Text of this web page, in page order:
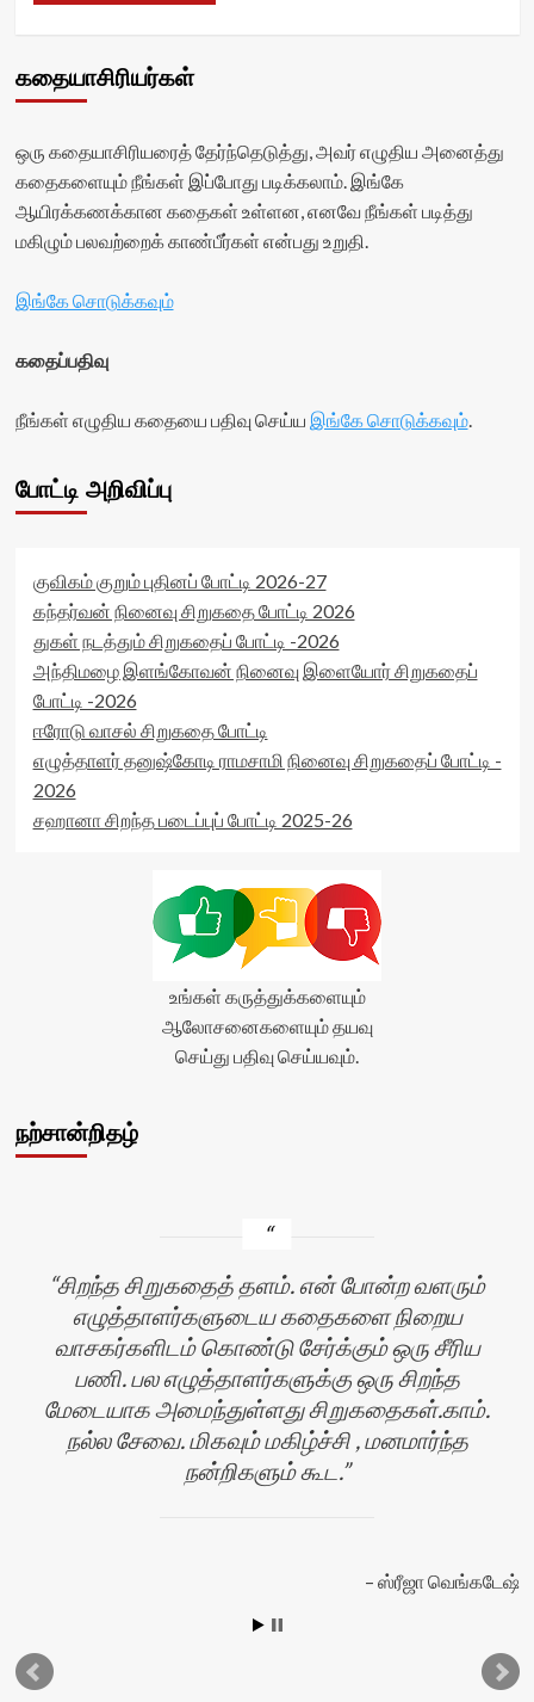
கதையாசிரியர்கள்
ஒரு கதையாசிரியரைத் தேர்ந்தெடுத்து, அவர் எழுதிய அனைத்து
கதைகளையும் நீங்கள் இப்போது படிக்கலாம். இங்கே
ஆயிரக்கணக்கான கதைகள் உள்ளன, எனவே நீங்கள் படித்து
மகிழும் பலவற்றைக் காண்பீர்கள் என்பது உறுதி.
இங்கே சொடுக்கவும்
கதைப்பதிவு
நீங்கள் எழுதிய கதையை பதிவு செய்ய இங்கே சொடுக்கவும்.
போட்டி அறிவிப்பு
குவிகம் குறும் புதினப் போட்டி 2026-27
கந்தர்வன் நினைவு சிறுகதை போட்டி 2026
துகள் நடத்தும் சிறுகதைப் போட்டி -2026
அந்திமழை இளங்கோவன் நினைவு இளையோர் சிறுகதைப்
போட்டி -2026
ஈரோடு வாசல் சிறுகதை போட்டி
எழுத்தாளர் தனுஷ்கோடி ராமசாமி நினைவு சிறுகதைப் போட்டி -
2026
சஹானா சிறந்த படைப்புப் போட்டி 2025-26
உங்கள் கருத்துக்களையும்
ஆலோசனைகளையும் தயவு
செய்து பதிவு செய்யவும்.
நற்சான்றிதழ்
சிறந்த சிறுகதைத் தளம். என் போன்ற வளரும்
எழுத்தாளர்களுடைய கதைகளை நிறைய
வாசகர்களிடம் கொண்டு சேர்க்கும் ஒரு சீரிய
பணி. பல எழுத்தாளர்களுக்கு ஒரு சிறந்த
மேடையாக அமைந்துள்ளது சிறுகதைகள்.காம்.
நல்ல சேவை. மிகவும் மகிழ்ச்சி , மனமார்ந்த
நன்றிகளும் கூட.
ஸ்ரீஜா வெங்கடேஷ்